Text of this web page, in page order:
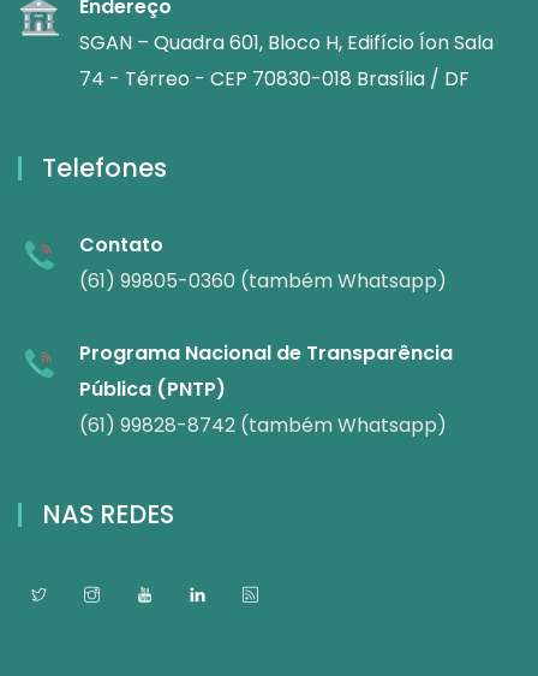
Endereço
SGAN – Quadra 601, Bloco H, Edifício Íon Sala
74 - Térreo - CEP 70830-018 Brasília / DF
Telefones
Contato
(61) 99805-0360 (também Whatsapp)
Programa Nacional de Transparência
Pública (PNTP)
(61) 99828-8742 (também Whatsapp)
NAS REDES